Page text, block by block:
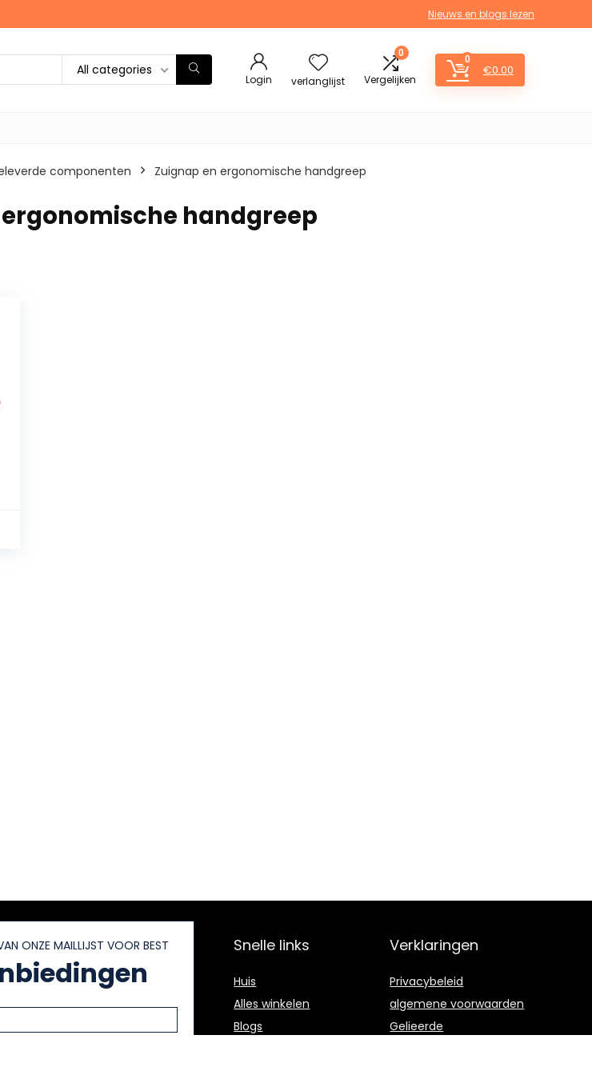
Nieuws en blogs lezen
All categories
Login verlanglijst
0
Vergelijken
0
€0.00
componenten ‎Zuignap en ergonomische handgreep
handgreep
ONZE MAILLIJST VOOR BEST Snelle links
Huis
Alles winkelen
Blogs
Verklaringen
Privacybeleid
algemene voorwaarden
Gelieerde
openbaarmaking